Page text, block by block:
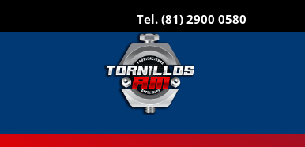
Tel. (81) 2900 0580